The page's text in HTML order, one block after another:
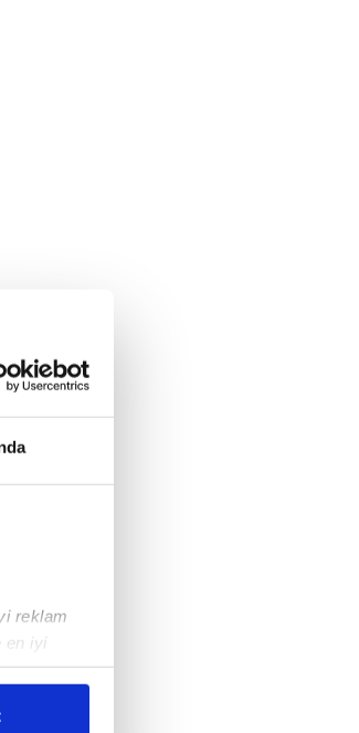
reklam
en iyi